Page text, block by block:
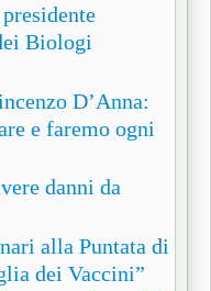
Biologi
D’Anna:
e faremo ogni
danni da
alla Puntata di
dei Vaccini”